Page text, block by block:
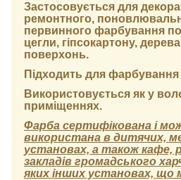
Застосовується для
ремонтного,
первинного фарбування
цегли, гіпсокартону,
поверхонь.
Підходить для
Використовується як у
приміщеннях.
Фарба сертифікована і
використана в дитячих,
установах, а також кафе,
закладів громадського
яких інших установах, що